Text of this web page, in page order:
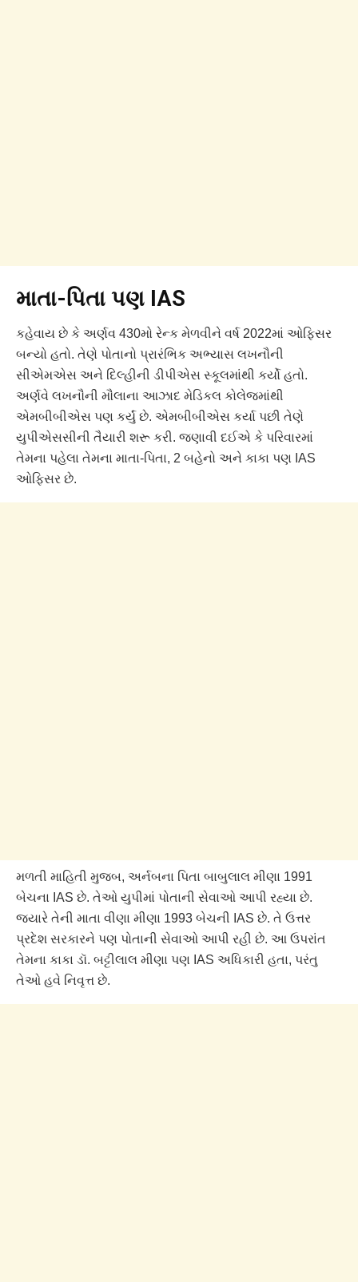
માતા-પિતા પણ IAS
કહેવાય છે કે અર્ણવ 430મો રેન્ક મેળવીને વર્ષ 2022માં ઓફિસર
બન્યો હતો. તેણે પોતાનો પ્રારંભિક અભ્યાસ લખનૌની
સીએમએસ અને દિલ્હીની ડીપીએસ સ્કૂલમાંથી કર્યો હતો.
અર્ણવે લખનૌની મૌલાના આઝાદ મેડિકલ કોલેજમાંથી
એમબીબીએસ પણ કર્યું છે. એમબીબીએસ કર્યા પછી તેણે
યુપીએસસીની તૈયારી શરૂ કરી. જણાવી દઈએ કે પરિવારમાં
તેમના પહેલા તેમના માતા-પિતા, 2 બહેનો અને કાકા પણ IAS
ઓફિસર છે.
મળતી માહિતી મુજબ, અર્નબના પિતા બાબુલાલ મીણા 1991
બેચના IAS છે. તેઓ યુપીમાં પોતાની સેવાઓ આપી રહ્યા છે.
જ્યારે તેની માતા વીણા મીણા 1993 બેચની IAS છે. તે ઉત્તર
પ્રદેશ સરકારને પણ પોતાની સેવાઓ આપી રહી છે. આ ઉપરાંત
તેમના કાકા ડૉ. બટ્ટીલાલ મીણા પણ IAS અધિકારી હતા, પરંતુ
તેઓ હવે નિવૃત્ત છે.